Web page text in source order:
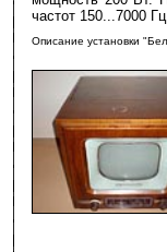
частот 150...7000
Описание установки